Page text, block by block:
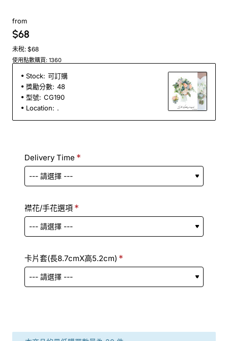
from
$68
未稅: $68
使用點數購買: 1360
Stock: 可訂購
獎勵分數: 48
型號: CG190
Location: .
Delivery Time
襟花/手花選項
卡片套(長8.7cmX高5.2cm)